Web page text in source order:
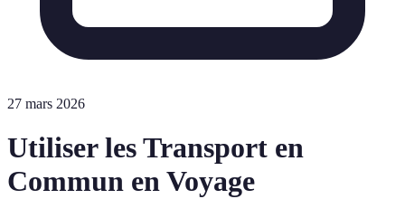
27 mars 2026
Utiliser les Transport en
Commun en Voyage